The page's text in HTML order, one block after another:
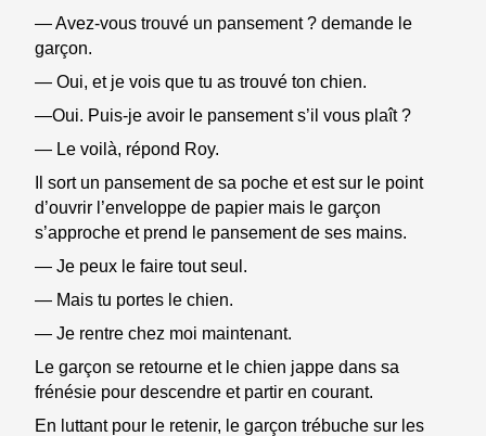
— Avez-vous trouvé un pansement ? demande le
garçon.
— Oui, et je vois que tu as trouvé ton chien.
—Oui. Puis-je avoir le pansement s’il vous plaît ?
— Le voilà, répond Roy.
Il sort un pansement de sa poche et est sur le point
d’ouvrir l’enveloppe de papier mais le garçon
s’approche et prend le pansement de ses mains.
— Je peux le faire tout seul.
— Mais tu portes le chien.
— Je rentre chez moi maintenant.
Le garçon se retourne et le chien jappe dans sa
frénésie pour descendre et partir en courant.
En luttant pour le retenir, le garçon trébuche sur les